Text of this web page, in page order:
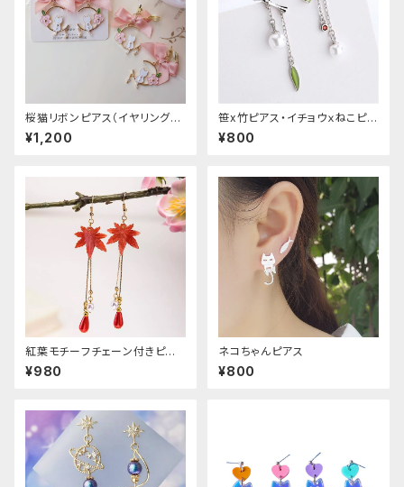
桜猫リボンピアス（イヤリング変
更可能
¥1,200
笹x竹ピアス・イチョウｘねこピア
ス
¥800
紅葉モチーフチェーン付きピア
ス
¥980
ネコちゃんピアス
¥800